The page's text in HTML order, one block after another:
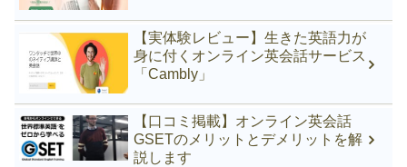
【実体験レビュー】生きた英語力が
身に付くオンライン英会話サービス
「Cambly」
【口コミ掲載】オンライン英会話
GSETのメリットとデメリットを解
説します